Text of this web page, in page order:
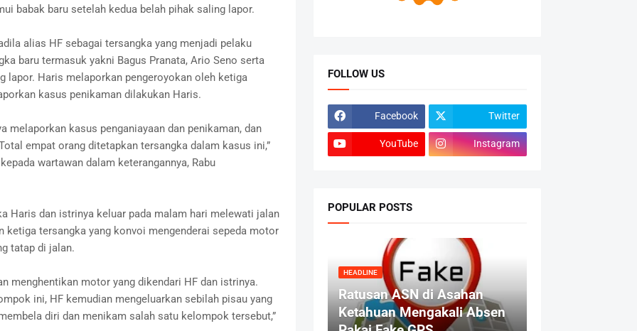
babak baru setelah kedua belah pihak saling lapor.
alias HF sebagai tersangka yang menjadi pelaku
baru termasuk yakni Bagus Pranata, Ario Seno serta
lapor. Haris melaporkan pengeroyokan oleh ketiga
kasus penikaman dilakukan Haris.
melaporkan kasus penganiayaan dan penikaman, dan
empat orang ditetapkan tersangka dalam kasus ini,”
wartawan dalam keterangannya, Rabu
Haris dan istrinya keluar pada malam hari melewati jalan
ketiga tersangka yang konvoi mengenderai sepeda motor
tatap di jalan.
menghentikan motor yang dikendari HF dan istrinya.
ini, HF kemudian mengeluarkan sebilah pisau yang
diri dan menikam salah satu kelompok tersebut,”
FOLLOW US
Facebook Twitter
YouTube Instagram
POPULAR POSTS
HEADLINE
Ratusan ASN di Asahan
Ketahuan Mengakali Absen